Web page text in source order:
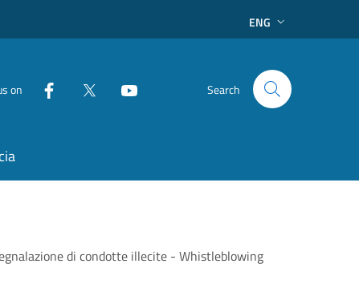
ENG
on Search
di condotte illecite - Whistleblowing